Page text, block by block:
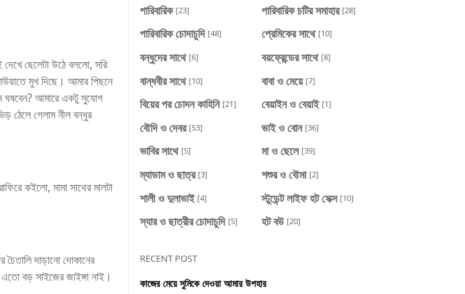
ছেলেটা উঠে বললো, সরি
মুখ দিছে। আমার পিছনে
ঘষবেন? আমারে একটু সুযোগ
ঠেলে গেলাম নীল বন্ধুর
কইলো, মামা সাথের মালটা
দাড়ানো দোকানের
এতো বড় সাইজের জাইঙ্গা নাই।
পারিবারিক [23] পারিবারিক চটির সমাহার [28]
পারিবারিক চোদাচুদি [48] প্রেমিকের সাথে [10]
বন্ধুদের সাথে [6] বয়ফ্রেন্ডের সাথে [8]
বান্ধবীর সাথে [10] বাবা ও মেয়ে [7]
বিয়ের পর চোদন কাহিনি [21] বেয়াইন ও বেয়াই [1]
বৌদি ও দেবর [53] ভাই ও বোন [36]
ভাবির সাথে [5] মা ও ছেলে [39]
ম্যাডাম ও ছাত্র [3] শশুর ও বৌমা [2]
শালী ও দুলাভাই [4] স্টুডেন্ট লাইফ হট সেক্স [10]
স্যার ও ছাত্রীর চোদাচুদি [5] হট বউ [20]
RECENT POST
কাজের মেয়ে সুমিকে দেওয়া আমার উপহার